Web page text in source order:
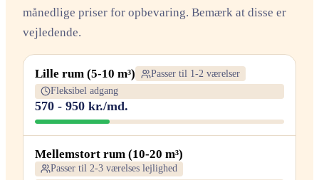
månedlige priser for opbevaring. Bemærk at disse er
vejledende.
Lille rum (5-10 m³)
Passer til 1-2 værelser
Fleksibel adgang
570 - 950 kr./md.
Mellemstort rum (10-20 m³)
Passer til 2-3 værelses lejlighed